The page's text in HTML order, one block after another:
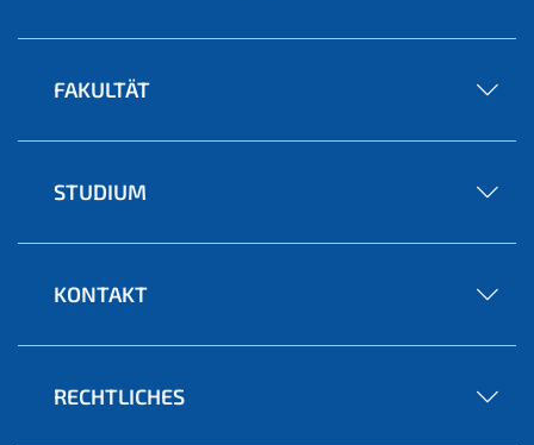
FAKULTÄT
STUDIUM
KONTAKT
RECHTLICHES